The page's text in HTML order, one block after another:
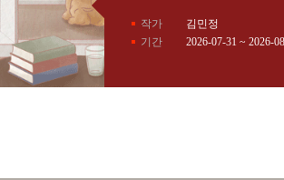
작가
김민정
기간
2026-07-31 ~ 2026-